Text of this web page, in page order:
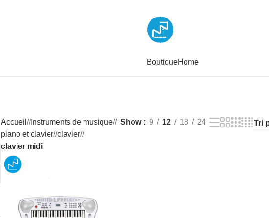
BoutiqueHome
Accueil / Instruments de musique/
piano et clavier/ clavier/
clavier midi
Show 9 12 18 24